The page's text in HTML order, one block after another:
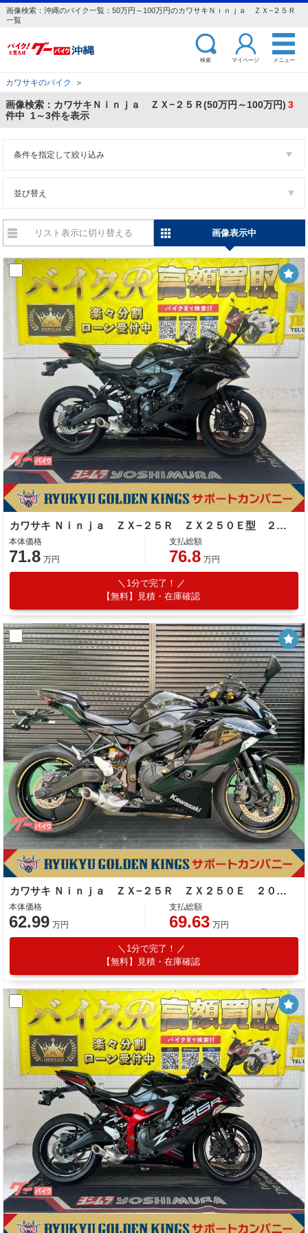
画像検索：沖縄のバイク一覧：50万円～100万円のカワサキＮｉｎｊａ ＺＸ−２５Ｒ
一覧
検索 マイページ メニュー
カワサキのバイク ＞
画像検索：カワサキＮｉｎｊａ ＺＸ−２５Ｒ(50万円～100万円) 3
件中 1～3件を表示
条件を指定して絞り込み
並び替え
リスト表示に切り替える 画像表示中
カワサキ Ｎｉｎｊａ ＺＸ−２５Ｒ ＺＸ２５０Ｅ型 ２０２２年モデル スマホホルダー マルチバー
本体価格
71.8 万円
支払総額
76.8 万円
1分で完了！
【無料】見積・在庫確認
カワサキ Ｎｉｎｊａ ＺＸ−２５Ｒ ＺＸ２５０Ｅ ２０２１年モデル フェンダーレス エンジンスライダー バックステップ レバー
本体価格
62.99 万円
支払総額
69.63 万円
1分で完了！
【無料】見積・在庫確認